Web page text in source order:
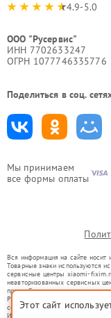
Мы принимаем
все формы оплаты
4.9-5.0
ООО "Русервис"
ИНН 7702633247
ОГРН 1077746335776
Поделиться в соц.
Вся информация на сайте носит
Товарные знаки используются
сервисные центры xiaomi-
неавторизованных сервисных
правообладателями товарных
Ремонт осуществляется для
со статьей 1487 ГК РФ.
Использование товарных
Этот сайт